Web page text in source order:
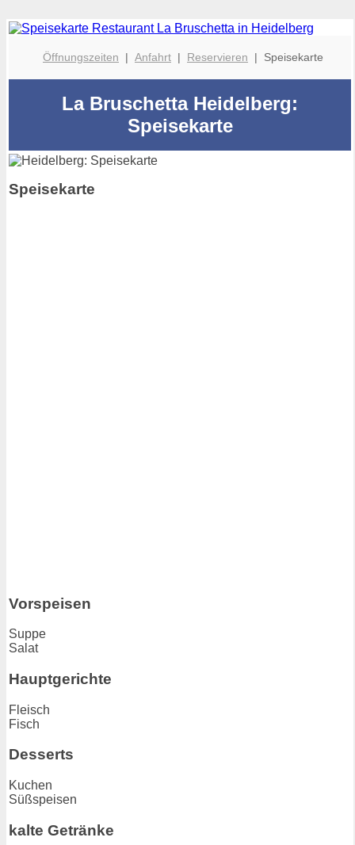
Öffnungszeiten | Anfahrt | Reservieren | Speisekarte
La Bruschetta Heidelberg:
Speisekarte
Speisekarte
Vorspeisen
Suppe
Salat
Hauptgerichte
Fleisch
Fisch
Desserts
Kuchen
Süßspeisen
kalte Getränke